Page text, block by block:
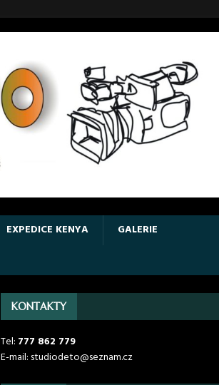
EXPEDICE KENYA
GALERIE
KONTAKTY
Tel: 777 862 779
E-mail: studiodeto@seznam.cz